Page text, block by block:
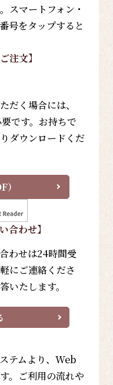
スマートフォン・
号をタップすると
注文】
だく場合には、
です。お持ちで
ダウンロードくだ
）
合わせ】
わせは24時間受
にご連絡くださ
いたします。
テムより、Web
。ご利用の流れや